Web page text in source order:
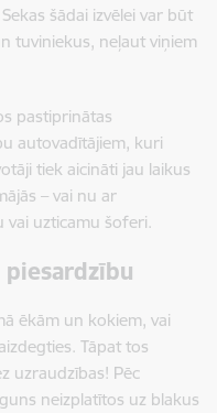
šādai izvēlei var būt
tuviniekus, neļaut viņiem
pastiprinātas
autovadītājiem, kuri
tiek aicināti jau laikus
– vai nu ar
uzticamu šoferi.
piesardzību
ēkām un kokiem, vai
Tāpat tos
uzraudzības! Pēc
neizplatītos uz blakus